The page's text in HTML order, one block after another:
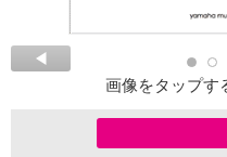
画像をタップす